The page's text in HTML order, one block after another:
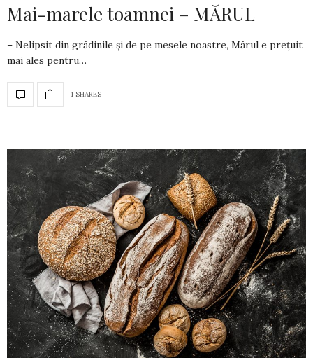
Mai-marele toamnei – MĂRUL
– Nelipsit din grădinile și de pe mesele noastre, Mărul e prețuit
mai ales pentru…
1 SHARES